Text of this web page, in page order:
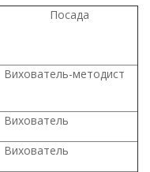
Посада
Вихователь-методист
Вихователь
Вихователь